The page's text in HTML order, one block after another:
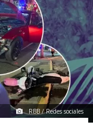
RBB / Redes sociales